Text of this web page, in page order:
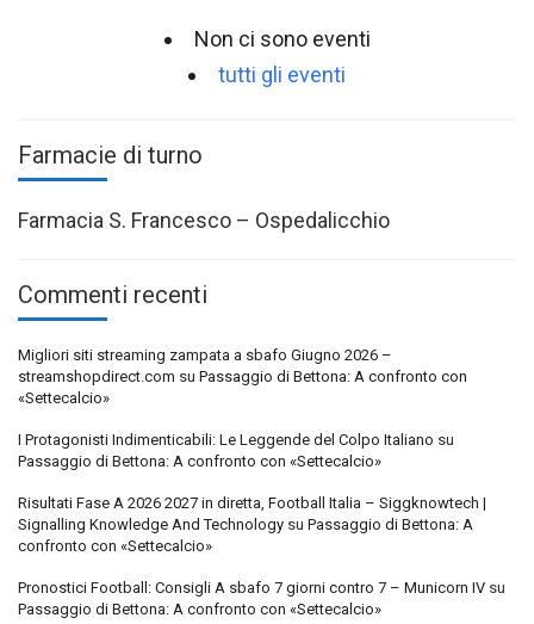
Non ci sono eventi
tutti gli eventi
Farmacie di turno
Farmacia S. Francesco – Ospedalicchio
Commenti recenti
Migliori siti streaming zampata a sbafo Giugno 2026 –
streamshopdirect.com su Passaggio di Bettona: A confronto con
«Settecalcio»
I Protagonisti Indimenticabili: Le Leggende del Colpo Italiano su
Passaggio di Bettona: A confronto con «Settecalcio»
Risultati Fase A 2026 2027 in diretta, Football Italia – Siggknowtech |
Signalling Knowledge And Technology su Passaggio di Bettona: A
confronto con «Settecalcio»
Pronostici Football: Consigli A sbafo 7 giorni contro 7 – Municorn IV su
Passaggio di Bettona: A confronto con «Settecalcio»